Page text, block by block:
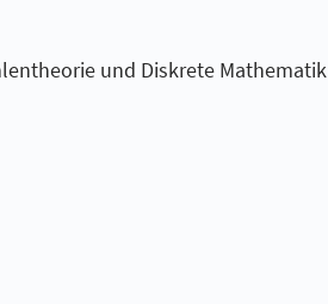
und Diskrete Mathematik